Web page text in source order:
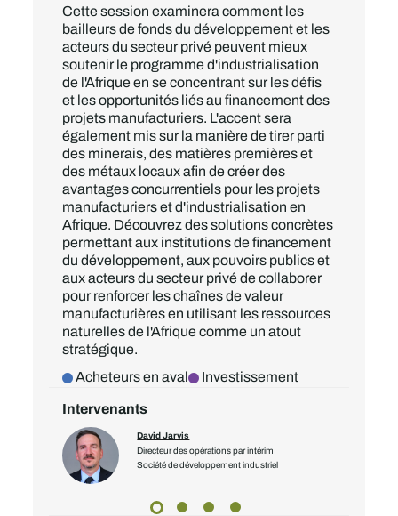
Cette session examinera comment les
bailleurs de fonds du développement et les
acteurs du secteur privé peuvent mieux
soutenir le programme d'industrialisation
de l'Afrique en se concentrant sur les défis
et les opportunités liés au financement des
projets manufacturiers. L'accent sera
également mis sur la manière de tirer parti
des minerais, des matières premières et
des métaux locaux afin de créer des
avantages concurrentiels pour les projets
manufacturiers et d'industrialisation en
Afrique. Découvrez des solutions concrètes
permettant aux institutions de financement
du développement, aux pouvoirs publics et
aux acteurs du secteur privé de collaborer
pour renforcer les chaînes de valeur
manufacturières en utilisant les ressources
naturelles de l'Afrique comme un atout
stratégique.
Acheteurs en aval
Investissement
Intervenants
David Jarvis
Directeur des opérations par intérim
Société de développement industriel